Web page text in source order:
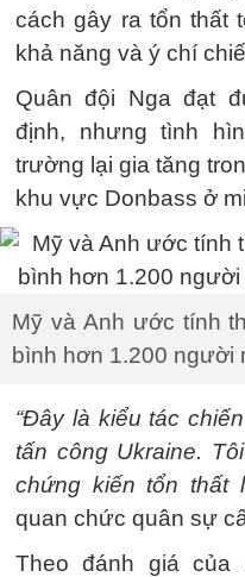
cách gây ra tổn thất
khả năng và ý chí
Quân đội Nga đạt
định, nhưng tình
trường lại gia tăng
khu vực Donbass ở
Mỹ và Anh ước tính
bình hơn 1.200 người
“Đây là kiểu tác
tấn công Ukraine.
chứng kiến ​​tổn thất
quan chức quân sự
Theo đánh giá của